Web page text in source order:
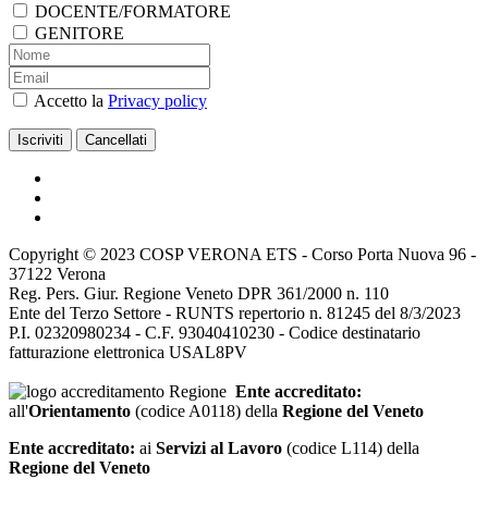
DOCENTE/FORMATORE
GENITORE
Accetto la Privacy policy
Copyright © 2023 COSP VERONA ETS - Corso Porta Nuova 96 -
37122 Verona
Reg. Pers. Giur. Regione Veneto DPR 361/2000 n. 110
Ente del Terzo Settore - RUNTS repertorio n. 81245 del 8/3/2023
P.I. 02320980234 - C.F. 93040410230 - Codice destinatario
fatturazione elettronica USAL8PV
Ente accreditato:
all'Orientamento (codice A0118) della Regione del Veneto
Ente accreditato: ai Servizi al Lavoro (codice L114) della
Regione del Veneto